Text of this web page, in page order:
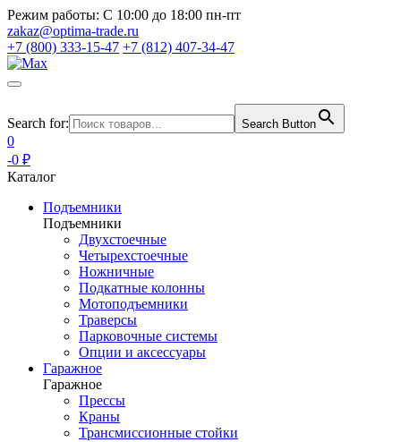
Режим работы: С 10:00 до 18:00 пн-пт
zakaz@optima-trade.ru
+7 (800) 333-15-47 +7 (812) 407-34-47
Search for: Search Button
0
-0 ₽
Каталог
Подъемники
Подъемники
Двухстоечные
Четырехстоечные
Ножничные
Подкатные колонны
Мотоподъемники
Траверсы
Парковочные системы
Опции и аксессуары
Гаражное
Гаражное
Прессы
Краны
Трансмиссионные стойки